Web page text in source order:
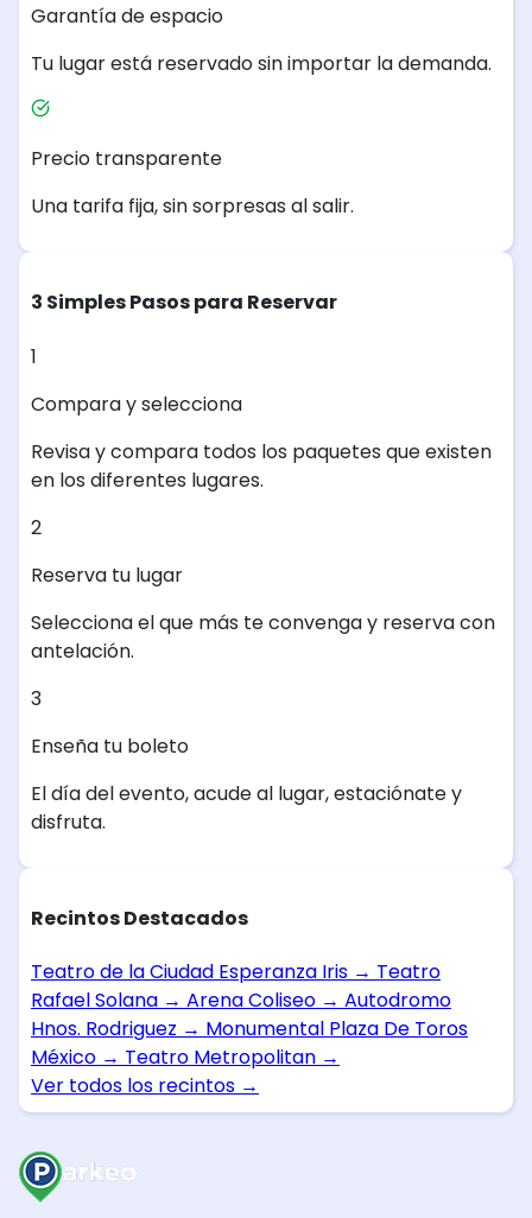
Garantía de espacio
Tu lugar está reservado sin importar la demanda.
Precio transparente
Una tarifa fija, sin sorpresas al salir.
3 Simples Pasos para Reservar
1
Compara y selecciona
Revisa y compara todos los paquetes que existen
en los diferentes lugares.
2
Reserva tu lugar
Selecciona el que más te convenga y reserva con
antelación.
3
Enseña tu boleto
El día del evento, acude al lugar, estaciónate y
disfruta.
Recintos Destacados
Teatro de la Ciudad Esperanza Iris → Teatro
Rafael Solana → Arena Coliseo → Autodromo
Hnos. Rodriguez → Monumental Plaza De Toros
México → Teatro Metropolitan →
Ver todos los recintos →